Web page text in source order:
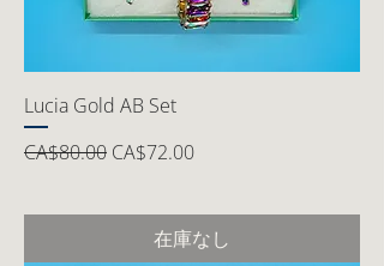
Lucia Gold AB Set
通常価格
CA$80.00 セール価格
CA$72.00
在庫なし